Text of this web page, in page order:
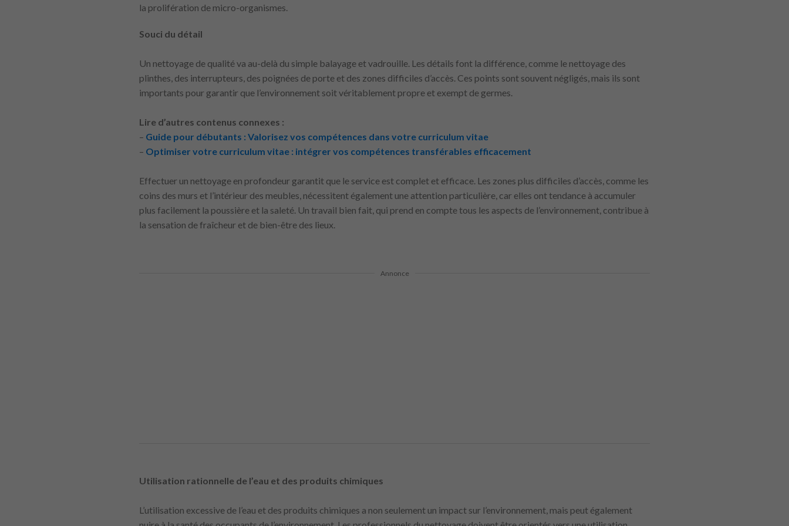
la prolifération de micro-organismes.
Souci du détail
Un nettoyage de qualité va au-delà du simple balayage et vadrouille. Les détails font la différence, comme le nettoyage des
plinthes, des interrupteurs, des poignées de porte et des zones difficiles d’accès. Ces points sont souvent négligés, mais ils sont
importants pour garantir que l’environnement soit véritablement propre et exempt de germes.
Lire d’autres contenus connexes :
– Guide pour débutants : Valorisez vos compétences dans votre curriculum vitae
– Optimiser votre curriculum vitae : intégrer vos compétences transférables efficacement
Effectuer un nettoyage en profondeur garantit que le service est complet et efficace. Les zones plus difficiles d’accès, comme les
coins des murs et l’intérieur des meubles, nécessitent également une attention particulière, car elles ont tendance à accumuler
plus facilement la poussière et la saleté. Un travail bien fait, qui prend en compte tous les aspects de l’environnement, contribue à
la sensation de fraîcheur et de bien-être des lieux.
Annonce
Utilisation rationnelle de l’eau et des produits chimiques
L’utilisation excessive de l’eau et des produits chimiques a non seulement un impact sur l’environnement, mais peut également